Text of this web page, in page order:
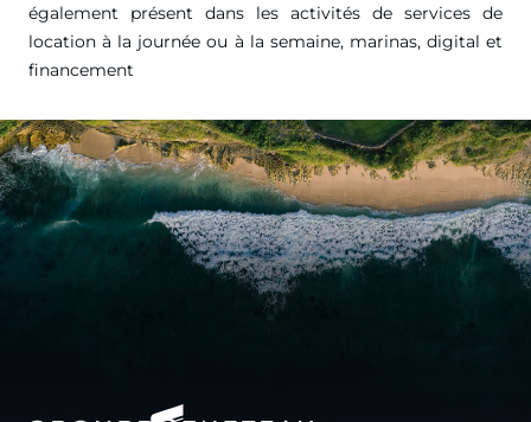
également présent dans les activités de services de
location à la journée ou à la semaine, marinas, digital et
financement